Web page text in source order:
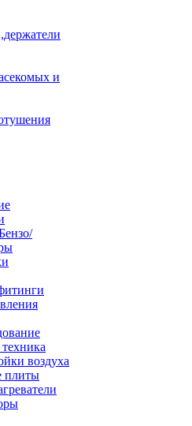
и
воздуха
плиты